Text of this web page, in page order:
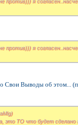
против))) я
Свои Выводы об этом...
это ТО что будет сделано